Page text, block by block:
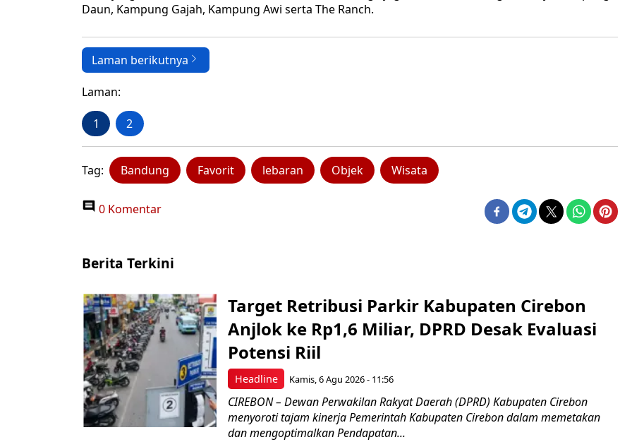
Daun, Kampung Gajah, Kampung Awi serta The Ranch.
Laman berikutnya
Laman:
1 2
Tag: Bandung Favorit lebaran Objek Wisata
0 Komentar
Berita Terkini
Headline
Target Retribusi Parkir Kabupaten Cirebon
Anjlok ke Rp1,6 Miliar, DPRD Desak Evaluasi
Potensi Riil
Kamis, 6 Agu 2026 - 11:56
CIREBON – Dewan Perwakilan Rakyat Daerah (DPRD) Kabupaten Cirebon
menyoroti tajam kinerja Pemerintah Kabupaten Cirebon dalam memetakan
dan mengoptimalkan Pendapatan...